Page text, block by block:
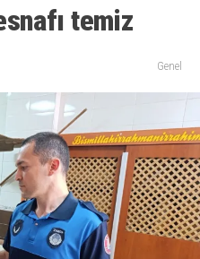
temiz
Genel